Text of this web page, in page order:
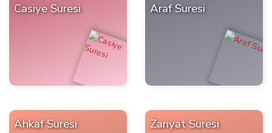
Casiye Suresi Araf Suresi
Ahkaf Suresi Zariyat Suresi